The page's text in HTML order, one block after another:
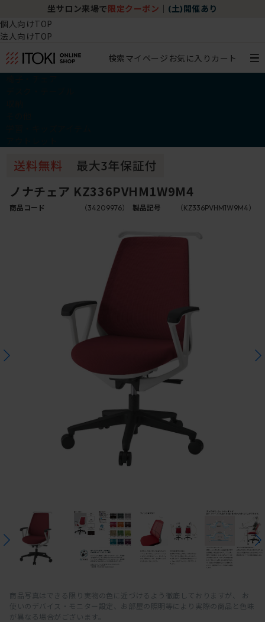
坐サロン来場で 限定クーポン (土)開催あり
個人向けTOP
法人向けTOP
検索マイページ お気に入り カート
ノナチェア KZ336PVHM1W9M4
商品コード （34209976） 製品記号 （KZ336PVHM1W9M4）
商品写真はできる限り実物の色に近づけるよう徹底しておりますが、 お
使いのデバイス・モニター設定、お部屋の照明等により実際の商品と色味
が異なる場合がございます。